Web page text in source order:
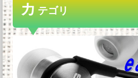
高市早苗「ガキにSNSは早
限法案提出検討他
ノートPCのメモリ足りない他
【グラボ】物がありません返
と思ってるのでサブの用意は
カテゴリ